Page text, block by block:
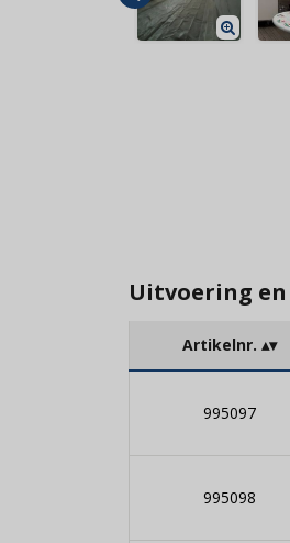
Uitvoering en
Artikelnr.
995097
995098